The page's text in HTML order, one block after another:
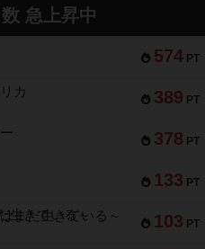
急上昇中
574 PT
389 PT
カ
378 PT
133 PT
103 PT
まだ生きている～